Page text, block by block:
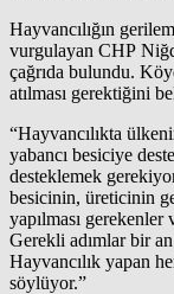
Hayvancılığın
vurgulayan CHP
çağrıda bulundu.
atılması gerektiğini
“Hayvancılıkta
yabancı besiciye
desteklemek
besicinin, üreticinin
yapılması
Gerekli adımlar bir
Hayvancılık yapan
söylüyor.”